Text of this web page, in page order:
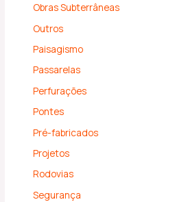
Obras Subterrâneas
Outros
Paisagismo
Passarelas
Perfurações
Pontes
Pré-fabricados
Projetos
Rodovias
Segurança